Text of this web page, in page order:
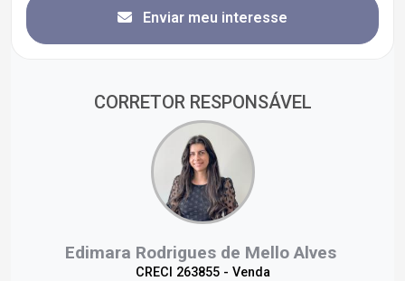
Enviar meu interesse
CORRETOR RESPONSÁVEL
Edimara Rodrigues de Mello Alves
CRECI 263855 - Venda